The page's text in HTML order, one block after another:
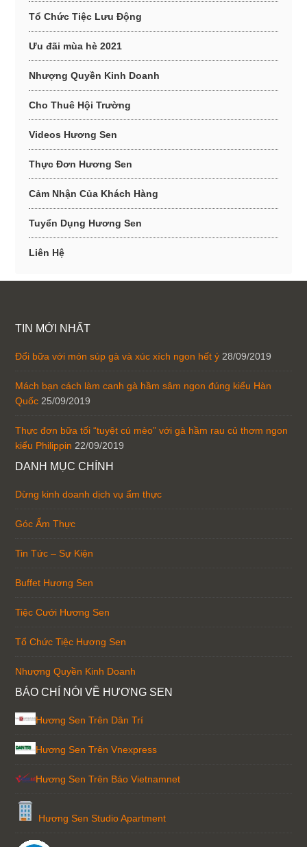
Tổ Chức Tiệc Lưu Động
Ưu đãi mùa hè 2021
Nhượng Quyền Kinh Doanh
Cho Thuê Hội Trường
Videos Hương Sen
Thực Đơn Hương Sen
Cảm Nhận Của Khách Hàng
Tuyển Dụng Hương Sen
Liên Hệ
TIN MỚI NHẤT
Đổi bữa với món súp gà và xúc xích ngon hết ý 28/09/2019
Mách bạn cách làm canh gà hầm sâm ngon đúng kiểu Hàn
Quốc 25/09/2019
Thực đơn bữa tối “tuyệt cú mèo” với gà hầm rau củ thơm ngon
kiểu Philippin 22/09/2019
DANH MỤC CHÍNH
Dừng kinh doanh dịch vụ ẩm thực
Góc Ẩm Thực
Tin Tức – Sự Kiện
Buffet Hương Sen
Tiệc Cưới Hương Sen
Tổ Chức Tiệc Hương Sen
Nhượng Quyền Kinh Doanh
BÁO CHÍ NÓI VỀ HƯƠNG SEN
Hương Sen Trên Dân Trí
Hương Sen Trên Vnexpress
Hương Sen Trên Báo Vietnamnet
Hương Sen Studio Apartment